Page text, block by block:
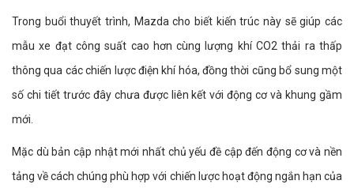
Trong buổi thuyết trình, Mazda cho biết kiến trúc này sẽ giúp các
mẫu xe đạt công suất cao hơn cùng lượng khí CO2 thải ra thấp
thông qua các chiến lược điện khí hóa, đồng thời cũng bổ sung một
số chi tiết trước đây chưa được liên kết với động cơ và khung gầm
mới.
Mặc dù bản cập nhật mới nhất chủ yếu đề cập đến động cơ và nền
tảng về cách chúng phù hợp với chiến lược hoạt động ngắn hạn của